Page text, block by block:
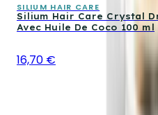
SILIUM HAIR CARE
Silium Hair Care Crystal
Avec Huile De Coco 100 ml
16,70 €